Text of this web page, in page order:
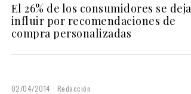
El 26% de los consumidores se deja
influir por recomendaciones de
compra personalizadas
02/04/2014 Redacción